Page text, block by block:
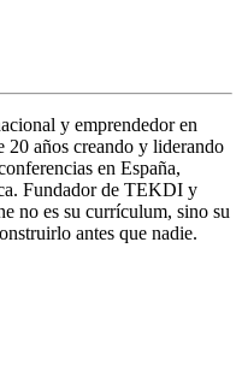
y emprendedor en
años creando y liderando
en España,
Fundador de TEKDI y
no es su currículum, sino su
antes que nadie.